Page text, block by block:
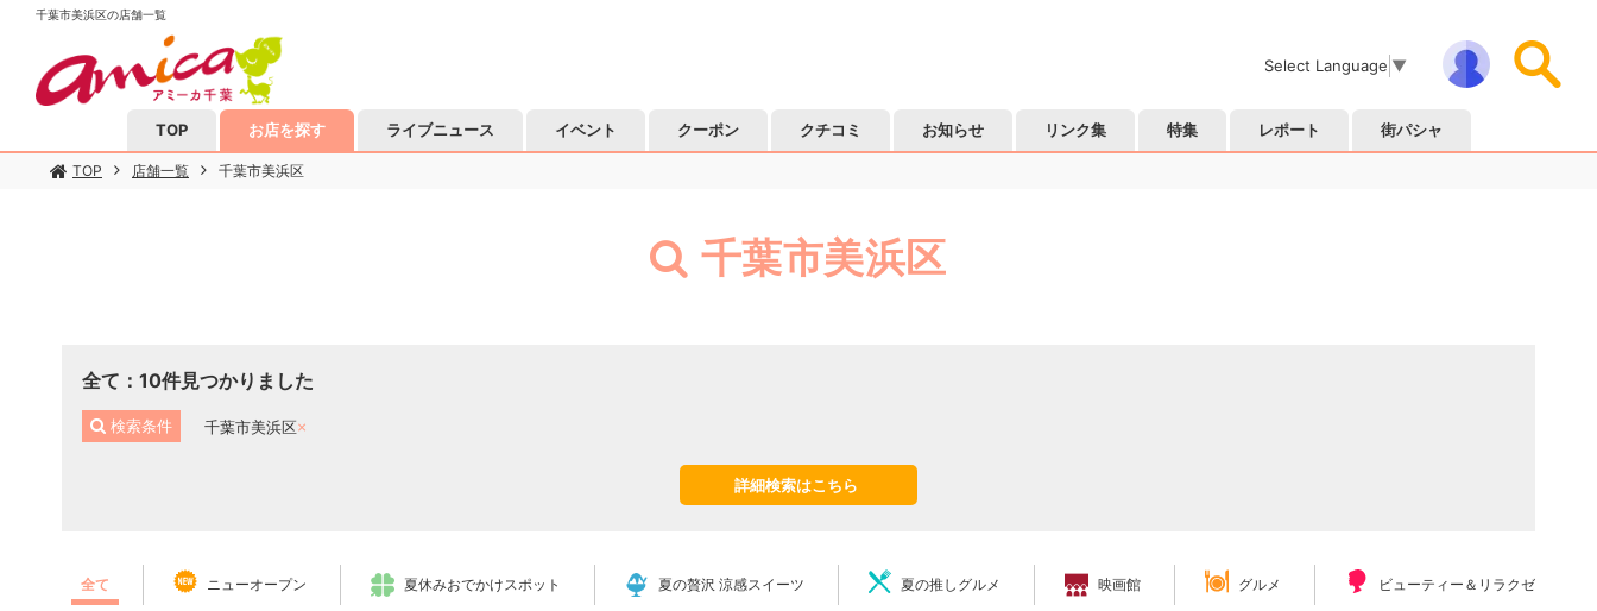
千葉市美浜区の店舗一覧
Select Language ▼
TOP お店を探す ライブニュース イベント クーポン クチコミ お知らせ リンク集 特集 レポート 街パシャ
TOP 店舗一覧 千葉市美浜区
千葉市美浜区
全て ： 10件見つかりました
検索条件 千葉市美浜区
詳細検索はこちら
全て ニューオープン 夏休みおでかけスポット 夏の贅沢 涼感スイーツ 夏の推しグルメ 映画館 グルメ ビューティー＆リラクゼーション